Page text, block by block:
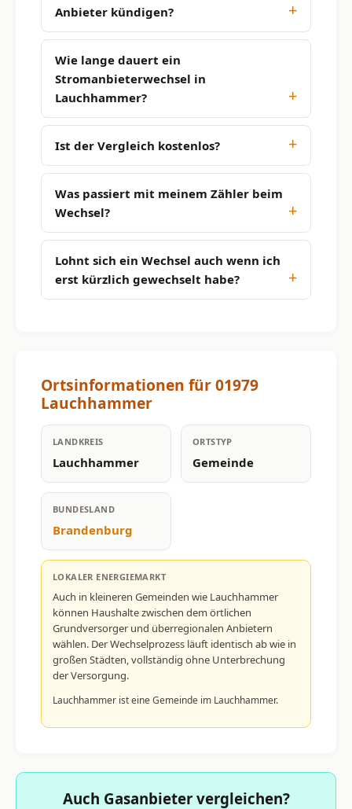
Anbieter kündigen?
Wie lange dauert ein
Stromanbieterwechsel in
Lauchhammer?
Ist der Vergleich kostenlos?
Was passiert mit meinem Zähler beim
Wechsel?
Lohnt sich ein Wechsel auch wenn ich
erst kürzlich gewechselt habe?
Ortsinformationen für 01979
Lauchhammer
LANDKREIS
Lauchhammer
ORTSTYP
Gemeinde
BUNDESLAND
Brandenburg
LOKALER ENERGIEMARKT
Auch in kleineren Gemeinden wie Lauchhammer
können Haushalte zwischen dem örtlichen
Grundversorger und überregionalen Anbietern
wählen. Der Wechselprozess läuft identisch ab wie in
großen Städten, vollständig ohne Unterbrechung
der Versorgung.
Lauchhammer ist eine Gemeinde im Lauchhammer.
Auch Gasanbieter vergleichen?